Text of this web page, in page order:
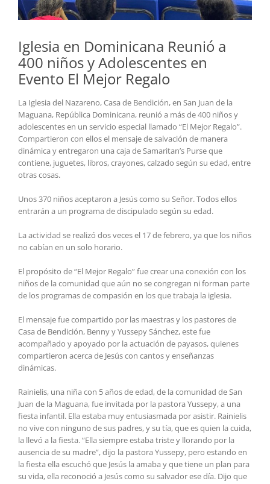
Iglesia en Dominicana Reunió a
400 niños y Adolescentes en
Evento El Mejor Regalo
La Iglesia del Nazareno, Casa de Bendición, en San Juan de la
Maguana, República Dominicana, reunió a más de 400 niños y
adolescentes en un servicio especial llamado “El Mejor Regalo”.
Compartieron con ellos el mensaje de salvación de manera
dinámica y entregaron una caja de Samaritan’s Purse que
contiene, juguetes, libros, crayones, calzado según su edad, entre
otras cosas.
Unos 370 niños aceptaron a Jesús como su Señor. Todos ellos
entrarán a un programa de discipulado según su edad.
La actividad se realizó dos veces el 17 de febrero, ya que los niños
no cabían en un solo horario.
El propósito de “El Mejor Regalo” fue crear una conexión con los
niños de la comunidad que aún no se congregan ni forman parte
de los programas de compasión en los que trabaja la iglesia.
El mensaje fue compartido por las maestras y los pastores de
Casa de Bendición, Benny y Yussepy Sánchez, este fue
acompañado y apoyado por la actuación de payasos, quienes
compartieron acerca de Jesús con cantos y enseñanzas
dinámicas.
Rainielis, una niña con 5 años de edad, de la comunidad de San
Juan de la Maguana, fue invitada por la pastora Yussepy, a una
fiesta infantil. Ella estaba muy entusiasmada por asistir. Rainielis
no vive con ninguno de sus padres, y su tía, que es quien la cuida,
la llevó a la fiesta. “Ella siempre estaba triste y llorando por la
ausencia de su madre”, dijo la pastora Yussepy, pero estando en
la fiesta ella escuchó que Jesús la amaba y que tiene un plan para
su vida, ella reconoció a Jesús como su salvador ese día. Dijo que